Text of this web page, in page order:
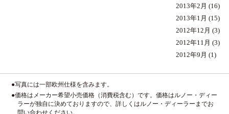
2013年2月 (16)
2013年1月 (15)
2012年12月 (3)
2012年11月 (3)
2012年9月 (1)
●写真には一部欧州仕様を含みます。
●価格はメーカー希望小売価格（消費税含む）です。価格はルノー・ディー
ラーが独自に決めておりますので、詳しくはルノー・ディーラーまでお
問い合わせください。